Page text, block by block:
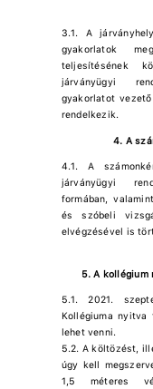
3.1. A
gyakorlatok
teljesítésének
járványügyi
gyakorlatot
rendelkezik.
4. A
4.1. A
járványügyi
formában,
és szóbeli
elvégzésével is
5. A kollégium
5.1. 2021.
Kollégiuma
lehet venni.
5.2. A költözést,
úgy kell
1,5 méteres